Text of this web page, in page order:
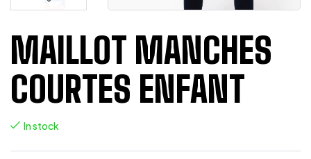
MAILLOT MANCHES
COURTES ENFANT
In stock